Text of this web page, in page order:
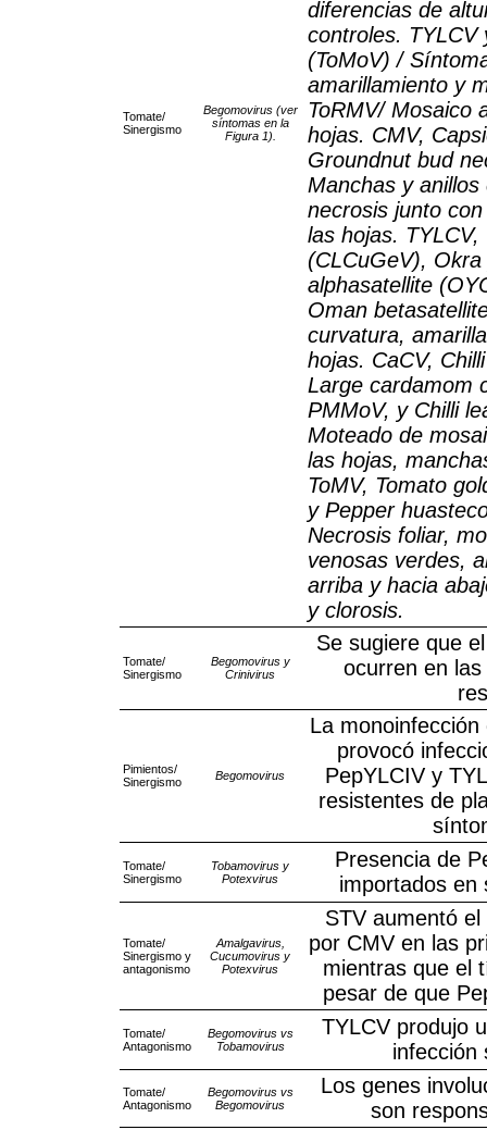
Tomate/
Sinergismo
Begomovirus (ver
síntomas en la
Figura 1).
diferencias de
controles. TYLCV
(ToMoV) /
amarillamiento y
ToRMV/ Mosaico
hojas. CMV,
Groundnut bud
Manchas y
necrosis junto
las hojas.
(CLCuGeV),
alphasatellite
Oman
curvatura,
hojas. CaCV,
Large cardamom
PMMoV, y Chilli
Moteado de
las hojas,
ToMV, Tomato
y Pepper
Necrosis foliar,
venosas verdes,
arriba y hacia
y clorosis.
Tomate/
Sinergismo
Begomovirus y
Crinivirus
Se sugiere que
ocurren en
Pimientos/
Sinergismo
Begomovirus
La
provocó
PepYLCIV y
resistentes de
Tomate/
Sinergismo
Tobamovirus y
Potexvirus
Presencia de
importados en
Tomate/
Sinergismo y
antagonismo
Amalgavirus,
Cucumovirus y
Potexvirus
STV aumentó
por CMV en las
mientras que el
pesar de que
Tomate/
Antagonismo
Begomovirus vs
Tobamovirus
TYLCV produjo
infección
Tomate/
Antagonismo
Begomovirus vs
Begomovirus
Los genes
son